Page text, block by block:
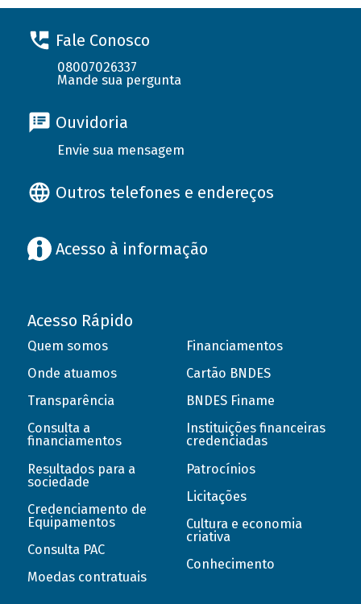
Fale Conosco
08007026337
Mande sua pergunta
Ouvidoria
Envie sua mensagem
Outros telefones e endereços
Acesso à informação
Acesso Rápido
Quem somos
Onde atuamos
Transparência
Consulta a
financiamentos
Resultados para a
sociedade
Credenciamento de
Equipamentos
Consulta PAC
Moedas contratuais
Financiamentos
Cartão BNDES
BNDES Finame
Instituições financeiras
credenciadas
Patrocínios
Licitações
Cultura e economia
criativa
Conhecimento